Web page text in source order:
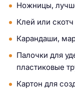
Ножницы,
Клей или
Карандаши,
Палочки для
пластиковые
Картон для